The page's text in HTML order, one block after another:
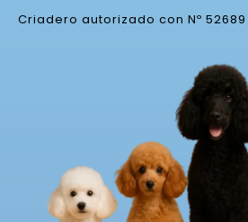
Criadero autorizado con Nº 52689